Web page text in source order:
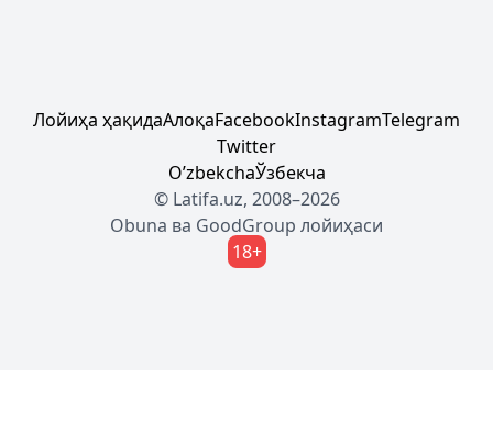
Лойиҳа ҳақидаАлоқаFacebookInstagramTelegram
Twitter
OʼzbekchaЎзбекча
© Latifa.uz, 2008–2026
Obuna ва GoodGroup лойиҳаси
18+